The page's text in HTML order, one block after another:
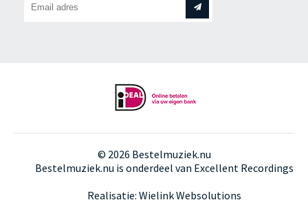
© 2026 Bestelmuziek.nu
Bestelmuziek.nu is onderdeel van Excellent Recordings
Realisatie: Wielink Websolutions